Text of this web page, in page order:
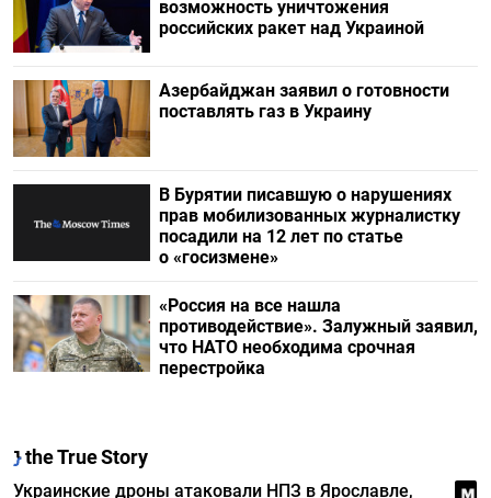
возможность уничтожения
российских ракет над Украиной
Азербайджан заявил о готовности
поставлять газ в Украину
В Бурятии писавшую о нарушениях
прав мобилизованных журналистку
посадили на 12 лет по статье
о «госизмене»
«Россия на все нашла
противодействие». Залужный заявил,
что НАТО необходима срочная
перестройка